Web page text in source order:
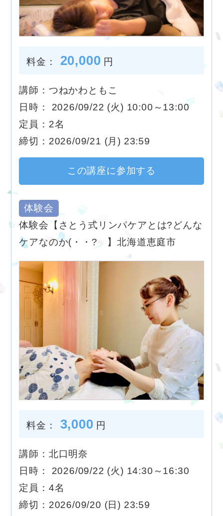
料金： 20,000 円
講師：つねかわともこ
日時： 2026/09/22 (火) 10:00～13:00
定員：2名
締切：2026/09/21 (月) 23:59
この講座に参加する
体験会
体験会【さとう式リンパケアとは?どんな
ケアなのか(・・? 】北海道恵庭市
料金： 3,000 円
講師：北口明奈
日時： 2026/09/22 (火) 14:30～16:30
定員：4名
締切：2026/09/20 (日) 23:59